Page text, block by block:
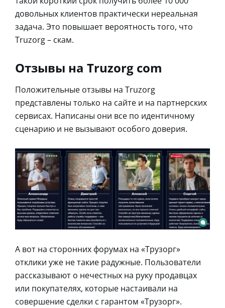
довольных клиентов практически нереальная
задача. Это повышает вероятность того, что
Truzorg – скам.
Отзывы на Truzorg com
Положительные отзывы на Truzorg
представлены только на сайте и на партнерских
сервисах. Написаны они все по идентичному
сценарию и не вызывают особого доверия.
А вот на сторонних форумах на «Трузорг»
отклики уже не такие радужные. Пользователи
рассказывают о нечестных на руку продавцах
или покупателях, которые настаивали на
совершение сделки с гарантом «Трузорг».